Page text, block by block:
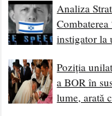
Analiza
instigator la
Poziția
a BOR în
lume, arată